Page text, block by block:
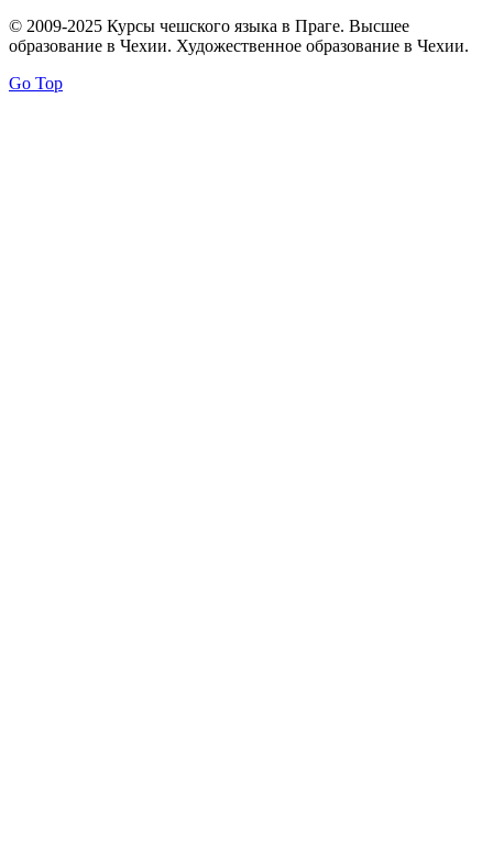
© 2009-2025 Курсы чешского языка в Праге. Высшее
образование в Чехии. Художественное образование в Чехии.
Go Top